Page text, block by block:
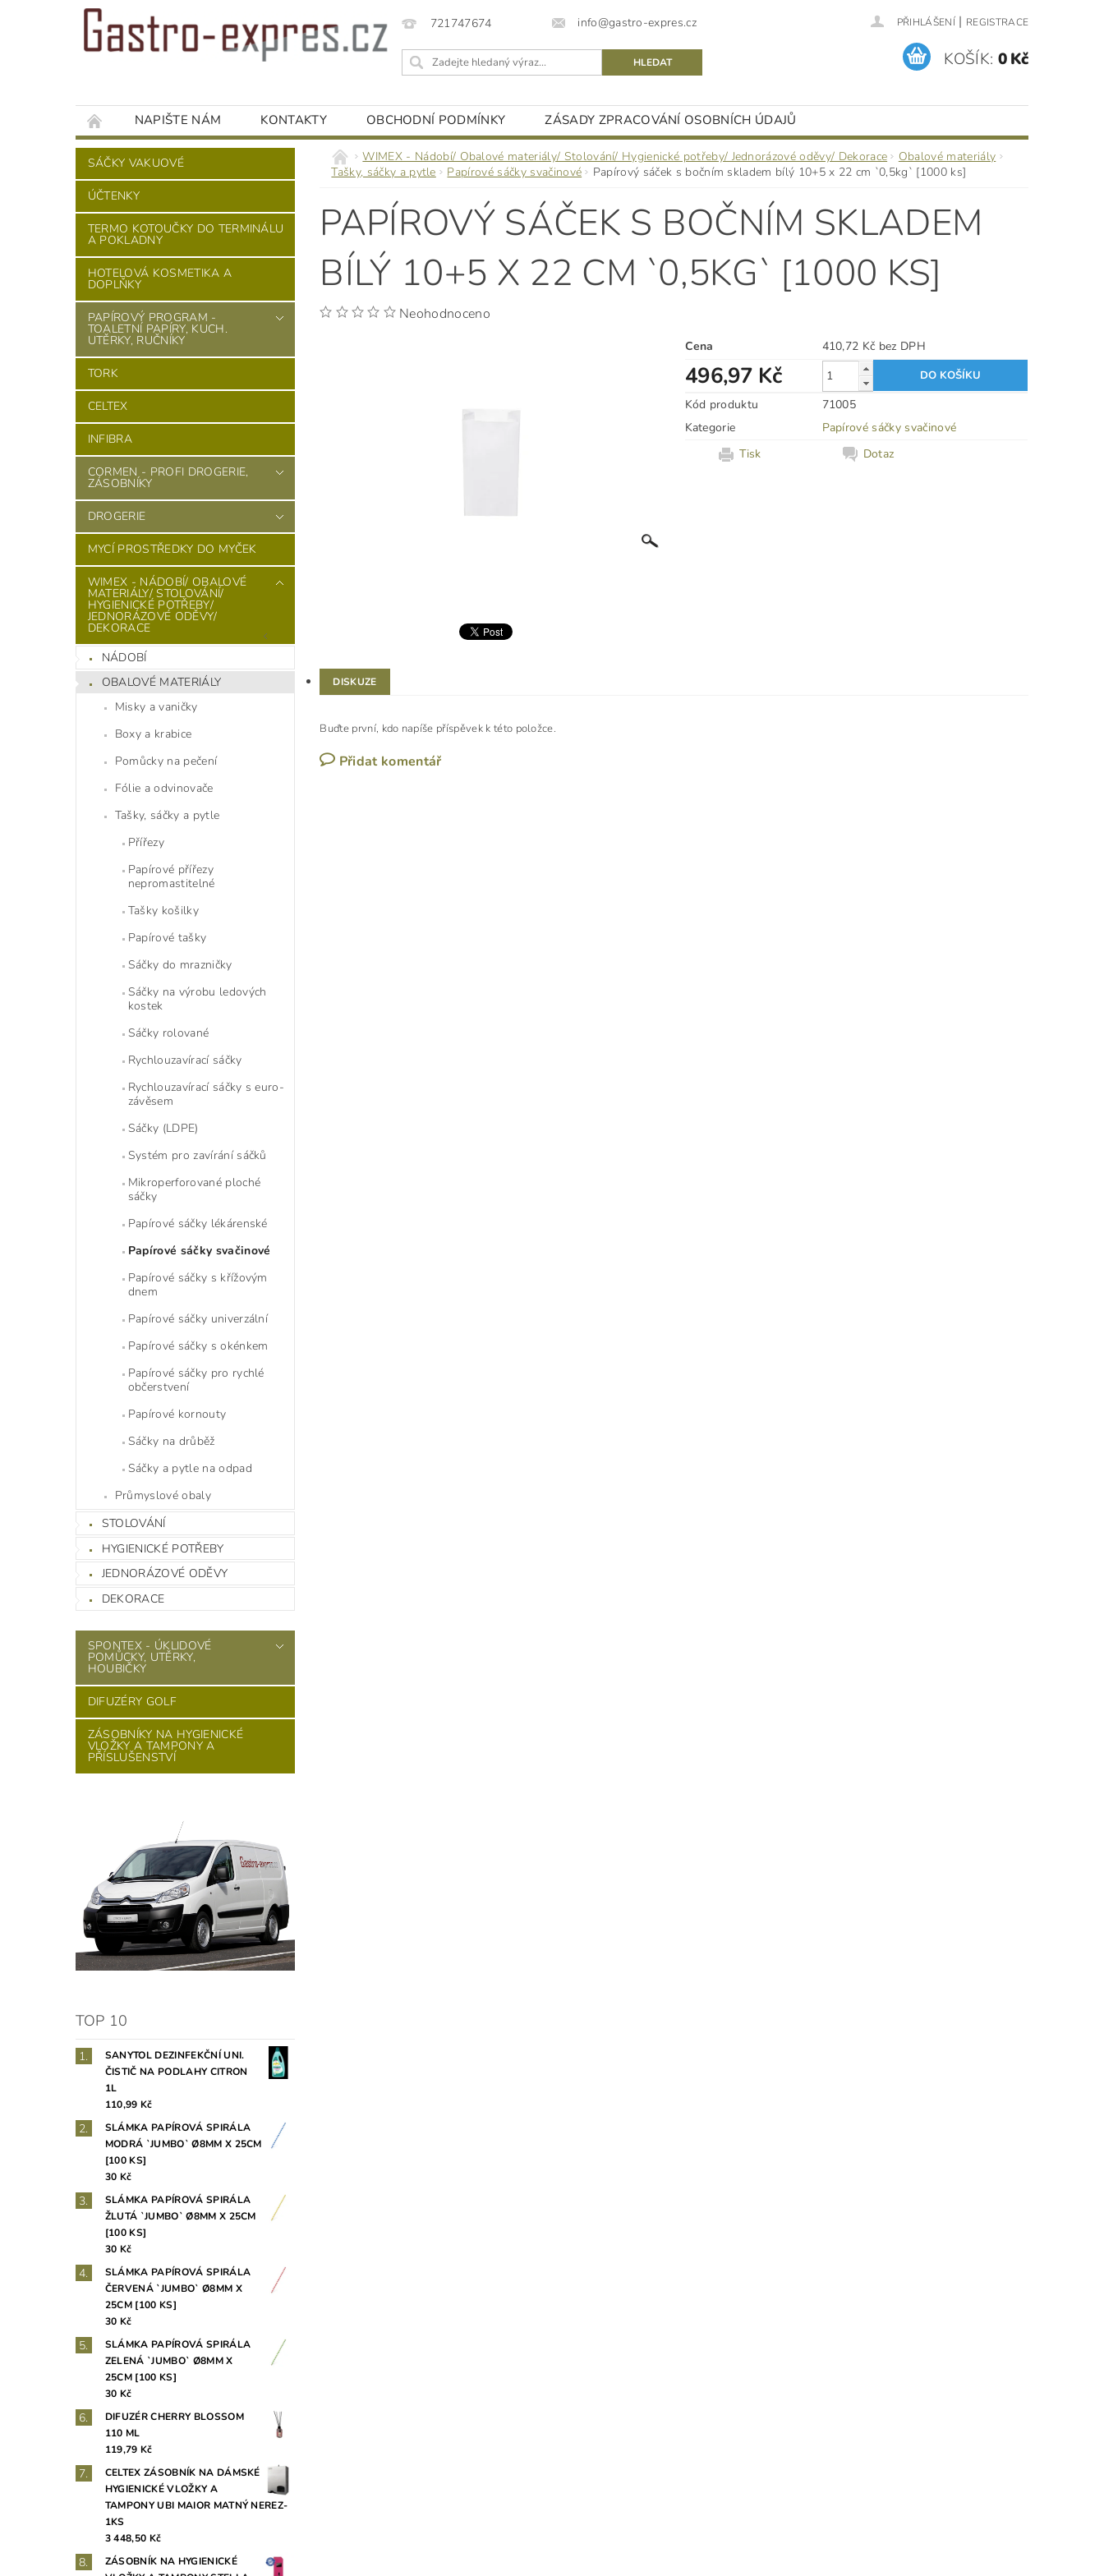
721747674 info@gastro-expres.cz PŘIHLÁŠENÍ | REGISTRACE
KOŠÍK: 0 Kč
NAPIŠTE NÁM KONTAKTY OBCHODNÍ PODMÍNKY ZÁSADY ZPRACOVÁNÍ OSOBNÍCH ÚDAJŮ
SÁČKY VAKUOVÉ
ÚČTENKY
TERMO KOTOUČKY DO TERMINÁLU
A POKLADNY
HOTELOVÁ KOSMETIKA A
DOPLŇKY
PAPÍROVÝ PROGRAM -
TOALETNÍ PAPÍRY, KUCH.
UTĚRKY, RUČNÍKY
TORK
CELTEX
INFIBRA
CORMEN - PROFI DROGERIE,
ZÁSOBNÍKY
DROGERIE
MYCÍ PROSTŘEDKY DO MYČEK
WIMEX - NÁDOBÍ/ OBALOVÉ
MATERIÁLY/ STOLOVÁNÍ/
HYGIENICKÉ POTŘEBY/
JEDNORÁZOVÉ ODĚVY/
DEKORACE
NÁDOBÍ
OBALOVÉ MATERIÁLY
Misky a vaničky
Boxy a krabice
Pomůcky na pečení
Fólie a odvinovače
Tašky, sáčky a pytle
Přířezy
Papírové přířezy
nepromastitelné
Tašky košilky
Papírové tašky
Sáčky do mrazničky
Sáčky na výrobu ledových
kostek
Sáčky rolované
Rychlouzavírací sáčky
Rychlouzavírací sáčky s euro-
závěsem
Sáčky (LDPE)
Systém pro zavírání sáčků
Mikroperforované ploché
sáčky
Papírové sáčky lékárenské
Papírové sáčky svačinové
Papírové sáčky s křížovým
dnem
Papírové sáčky univerzální
Papírové sáčky s okénkem
Papírové sáčky pro rychlé
občerstvení
Papírové kornouty
Sáčky na drůběž
Sáčky a pytle na odpad
Průmyslové obaly
STOLOVÁNÍ
HYGIENICKÉ POTŘEBY
JEDNORÁZOVÉ ODĚVY
DEKORACE
SPONTEX - ÚKLIDOVÉ
POMŮCKY, UTĚRKY,
HOUBIČKY
DIFUZÉRY GOLF
ZÁSOBNÍKY NA HYGIENICKÉ
VLOŽKY A TAMPONY A
PŘÍSLUŠENSTVÍ
TOP 10
SANYTOL DEZINFEKČNÍ UNI.
ČISTIČ NA PODLAHY CITRON
1L
110,99 Kč
SLÁMKA PAPÍROVÁ SPIRÁLA
MODRÁ `JUMBO` Ø8MM X 25CM
[100 KS]
30 Kč
SLÁMKA PAPÍROVÁ SPIRÁLA
ŽLUTÁ `JUMBO` Ø8MM X 25CM
[100 KS]
30 Kč
SLÁMKA PAPÍROVÁ SPIRÁLA
ČERVENÁ `JUMBO` Ø8MM X
25CM [100 KS]
30 Kč
SLÁMKA PAPÍROVÁ SPIRÁLA
ZELENÁ `JUMBO` Ø8MM X
25CM [100 KS]
30 Kč
DIFUZÉR CHERRY BLOSSOM
110 ML
119,79 Kč
CELTEX ZÁSOBNÍK NA DÁMSKÉ
HYGIENICKÉ VLOŽKY A
TAMPONY UBI MAIOR MATNÝ NEREZ-
1KS
3 448,50 Kč
ZÁSOBNÍK NA HYGIENICKÉ
WIMEX - Nádobí/ Obalové materiály/ Stolování/ Hygienické potřeby/ Jednorázové oděvy/ Dekorace
Obalové materiály
Tašky, sáčky a pytle
Papírové sáčky svačinové Papírový sáček s bočním skladem bílý 10+5 x 22 cm `0,5kg` [1000 ks]
PAPÍROVÝ SÁČEK S BOČNÍM SKLADEM
BÍLÝ 10+5 X 22 CM `0,5KG` [1000 KS]
Neohodnoceno
Cena 410,72 Kč bez DPH
496,97 Kč
Kód produktu
71005
Kategorie
Papírové sáčky svačinové
Tisk
Dotaz
DISKUZE
Buďte první, kdo napíše příspěvek k této položce.
Přidat komentář